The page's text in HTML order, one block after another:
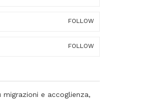
FOLLOW
FOLLOW
migrazioni e accoglienza,